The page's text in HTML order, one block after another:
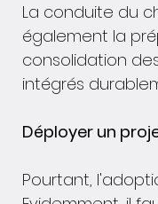
La conduite du
également la
consolidation
intégrés
Déployer un
Pourtant,